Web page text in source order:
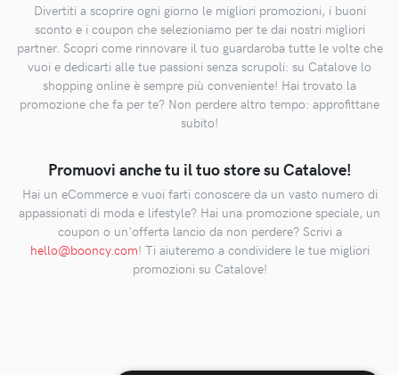
Divertiti a scoprire ogni giorno le migliori promozioni, i buoni
sconto e i coupon che selezioniamo per te dai nostri migliori
partner. Scopri come rinnovare il tuo guardaroba tutte le volte che
vuoi e dedicarti alle tue passioni senza scrupoli: su Catalove lo
shopping online è sempre più conveniente! Hai trovato la
promozione che fa per te? Non perdere altro tempo: approfittane
subito!
Promuovi anche tu il tuo store su Catalove!
Hai un eCommerce e vuoi farti conoscere da un vasto numero di
appassionati di moda e lifestyle? Hai una promozione speciale, un
coupon o un'offerta lancio da non perdere? Scrivi a
hello@booncy.com! Ti aiuteremo a condividere le tue migliori
promozioni su Catalove!